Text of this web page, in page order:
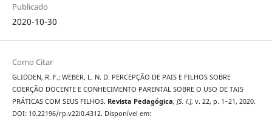
Publicado
2020-10-30
Como Citar
GLIDDEN, R. F.; WEBER, L. N. D. PERCEPÇÃO DE PAIS E FILHOS SOBRE
COERÇÃO DOCENTE E CONHECIMENTO PARENTAL SOBRE O USO DE TAIS
PRÁTICAS COM SEUS FILHOS. Revista Pedagógica, [S. l.], v. 22, p. 1–21, 2020.
DOI: 10.22196/rp.v22i0.4312. Disponível em: